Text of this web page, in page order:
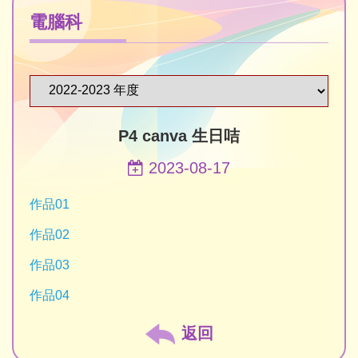
電腦科
P4 canva 生日咭
2023-08-17
作品01
作品02
作品03
作品04
返回